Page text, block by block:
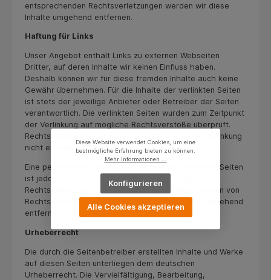
entsprechenden Rechtsverletzungen werden wir diese
Inhalte umgehend entfernen.
Haftung für Links
Unser Angebot enthält Links zu externen Webseiten
Dritter, auf deren Inhalte wir keinen Einfluss haben.
Deshalb können wir für diese fremden Inhalte auch keine
Gewähr übernehmen. Für die Inhalte der verlinkten Seiten
ist stets der jeweilige Anbieter oder Betreiber der Seiten
verantwortlich. Die verlinkten Seiten wurden zum Zeitpunkt
der Verlinkung auf mögliche Rechtsverstöße überprüft.
Rechtswidrige Inhalte waren zum Zeitpunkt der Verlinkung
nicht erkennbar.
Eine permanente inhaltliche Kontrolle der verlinkten Seiten
ist jedoch ohne konkrete Anhaltspunkte einer
Rechtsverletzung nicht zumutbar. Bei Bekanntwerden von
Rechtsverletzungen werden wir derartige Links umgehend
entfernen.
Urheberrecht
Die durch die Seitenbetreiber erstellten Inhalte und Werke
auf diesen Seiten unterliegen dem deutschen
Urheberrecht. Die Vervielfältigung, Bearbeitung,
Diese Website verwendet Cookies, um eine
bestmögliche Erfahrung bieten zu können.
Mehr Informationen ...
Konfigurieren
Alle Cookies akzeptieren